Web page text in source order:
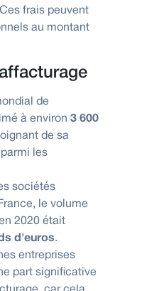
frais peuvent
au montant
de
à environ 3 600
de sa
les
sociétés
le volume
2020 était
d'euros.
entreprises
part significative